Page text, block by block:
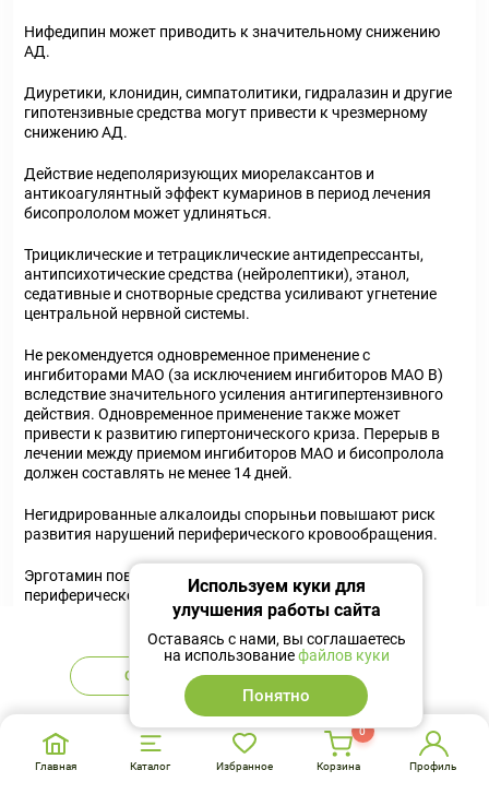
Нет в наличии
Сообщить Аналоги
Нифедипин может приводить к значительному снижению
АД.
Диуретики, клонидин, симпатолитики, гидралазин и другие
гипотензивные средства могут привести к чрезмерному
снижению АД.
Действие недеполяризующих миорелаксантов и
антикоагулянтный эффект кумаринов в период лечения
бисопрололом может удлиняться.
Трициклические и тетрациклические антидепрессанты,
антипсихотические средства (нейролептики), этанол,
седативные и снотворные средства усиливают угнетение
центральной нервной системы.
Не рекомендуется одновременное применение с
ингибиторами МАО (за исключением ингибиторов МАО В)
вследствие значительного усиления антигипертензивного
действия. Одновременное применение также может
привести к развитию гипертонического криза. Перерыв в
лечении между приемом ингибиторов МАО и бисопролола
должен составлять не менее 14 дней.
Негидрированные алкалоиды спорыньи повышают риск
развития нарушений периферического кровообращения.
Эрготамин повышает риск развития нарушения
периферического кровообращения.
Сульфасалазин повышает концентрацию бисопролола в
плазме крови.
Рифампицин укорачивает период полувыведения
бисопролола.
Передозировка
Главная Каталог Избранное Корзина
0
Профиль
Используем куки для
улучшения работы сайта
Оставаясь с нами, вы соглашаетесь
на использованиефайлов куки
Понятно